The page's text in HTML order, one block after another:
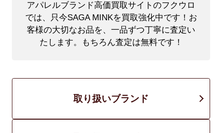
アパレルブランド高価買取サイトのフクウロ
では、只今SAGA MINKを買取強化中です！ お
客様の大切なお品を、一品ずつ丁寧に査定い
たします。もちろん査定は無料です！
取り扱いブランド